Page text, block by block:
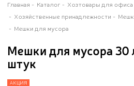
Главная Каталог
Хозтовары для офиса
Хозяйственные принадлежности
Мешки для мусора
Мешки для мусора 30
штук
АКЦИЯ
АКЦИЯ